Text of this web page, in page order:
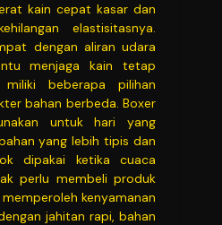
kain cepat kasar dan
elastisitasnya.
dengan aliran udara
menjaga kain tetap
miliki beberapa pilihan
bahan berbeda. Boxer
untuk hari yang
yang lebih tipis dan
dipakai ketika cuaca
perlu membeli produk
kenyamanan
jahitan rapi, bahan